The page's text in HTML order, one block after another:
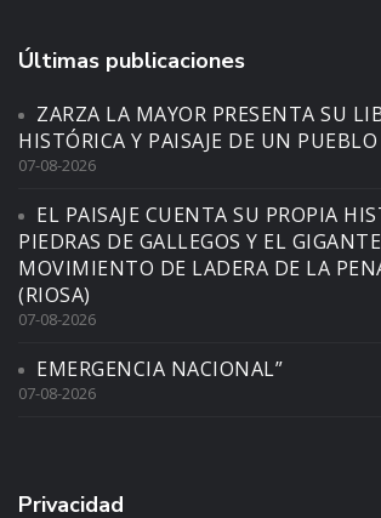
Últimas publicaciones
ZARZA LA MAYOR PRESENTA SU
HISTÓRICA Y PAISAJE DE UN
07-08-2026
EL PAISAJE CUENTA SU PROPIA
PIEDRAS DE GALLEGOS Y EL
MOVIMIENTO DE LADERA DE LA
(RIOSA)
07-08-2026
EMERGENCIA NACIONAL”
07-08-2026
Privacidad